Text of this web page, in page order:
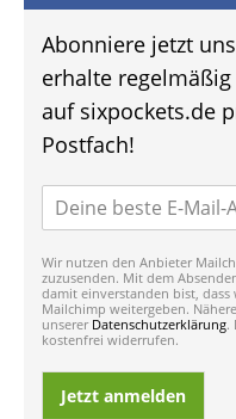
Abonniere jetzt
erhalte
auf sixpockets.de
Postfach!
Wir nutzen den Anbieter
zuzusenden. Mit dem
damit einverstanden bist, dass
Mailchimp weitergeben.
unserer Datenschutzerklärung.
kostenfrei widerrufen.
Jetzt anmelden